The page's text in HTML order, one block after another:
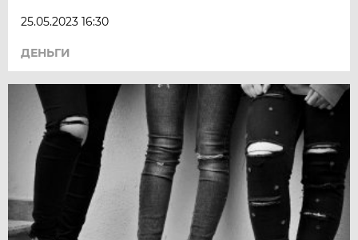
25.05.2023 16:30
ДЕНЬГИ